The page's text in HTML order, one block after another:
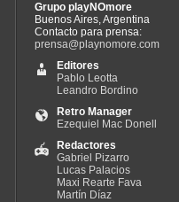
Grupo playNOmore
Buenos Aires, Argentina
Contacto para prensa:
prensa@playnomore.com
Editores
Pablo Leotta
Leandro Bordino
Retro Manager
Ezequiel Mac Donell
Redactores
Gabriel Pizarro
Lucas Palacios
Maxi Rearte Fava
Martín Díaz